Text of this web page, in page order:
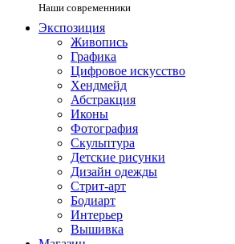
Наши современники
Экспозиция
Живопись
Графика
Цифровое искусство
Хендмейд
Абстракция
Иконы
Фотография
Скульптура
Детские рисунки
Дизайн одежды
Стрит-арт
Бодиарт
Интерьер
Вышивка